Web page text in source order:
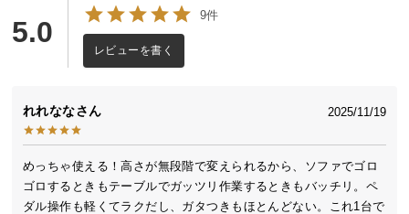
料
て
大
型
商
多彩なシーンで活躍するサイズ
用途に合わせて高さを変えることで様々な場面で使
える、使い勝手の良いサイズのテーブル。2人暮らし
や、お子様が小さいご家庭にもオススメです
5.0
9件
レビューを書く
れれなな 2025/11/19
めっちゃ使える！高さが無段階で変えられるから、ソファでゴロ
ゴロするときもテーブルでガッツリ作業するときもバッチリ。ペ
ダル操作も軽くてラクだし、ガタつきもほとんどない。これ1台で